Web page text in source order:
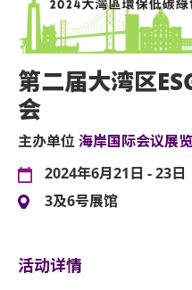
第二届大湾区
会
主办单位 海岸国际会议展
2024年6月21日 - 23日
3及6号展馆
活动详情